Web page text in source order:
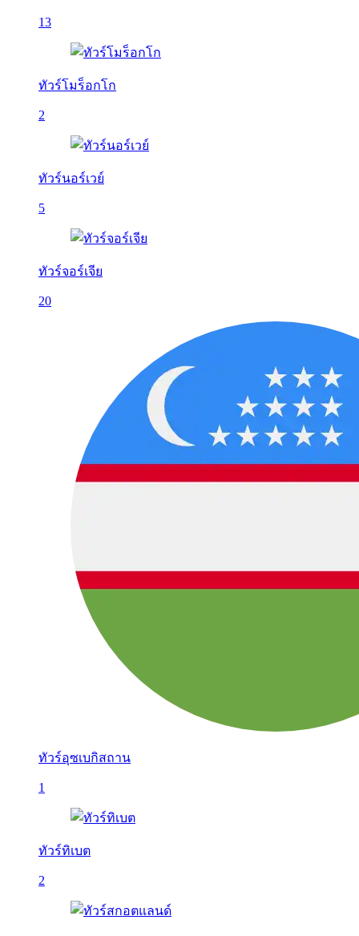
13
ทัวร์โมร็อกโก
2
ทัวร์นอร์เวย์
5
ทัวร์จอร์เจีย
20
ทัวร์อุซเบกิสถาน
1
ทัวร์ทิเบต
2